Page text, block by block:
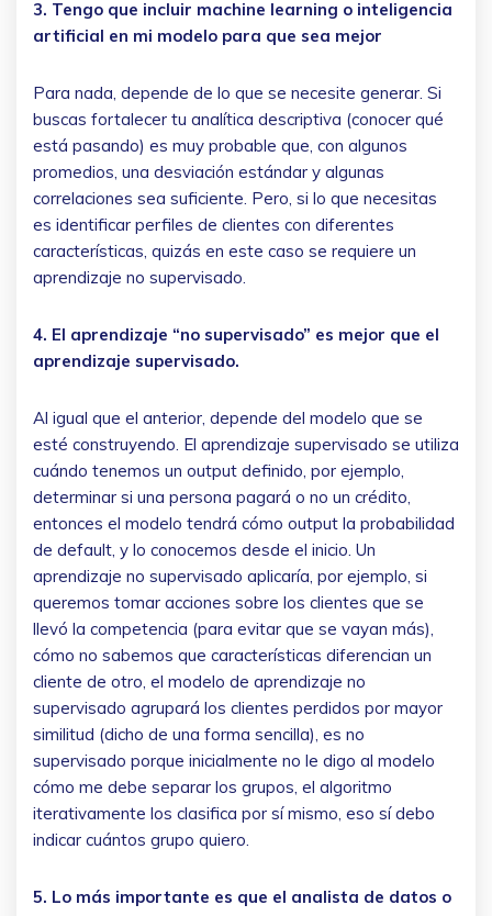
3. Tengo que incluir machine learning o inteligencia
artificial en mi modelo para que sea mejor
Para nada, depende de lo que se necesite generar. Si
buscas fortalecer tu analítica descriptiva (conocer qué
está pasando) es muy probable que, con algunos
promedios, una desviación estándar y algunas
correlaciones sea suficiente. Pero, si lo que necesitas
es identificar perfiles de clientes con diferentes
características, quizás en este caso se requiere un
aprendizaje no supervisado.
4. El aprendizaje “no supervisado” es mejor que el
aprendizaje supervisado.
Al igual que el anterior, depende del modelo que se
esté construyendo. El aprendizaje supervisado se utiliza
cuándo tenemos un output definido, por ejemplo,
determinar si una persona pagará o no un crédito,
entonces el modelo tendrá cómo output la probabilidad
de default, y lo conocemos desde el inicio. Un
aprendizaje no supervisado aplicaría, por ejemplo, si
queremos tomar acciones sobre los clientes que se
llevó la competencia (para evitar que se vayan más),
cómo no sabemos que características diferencian un
cliente de otro, el modelo de aprendizaje no
supervisado agrupará los clientes perdidos por mayor
similitud (dicho de una forma sencilla), es no
supervisado porque inicialmente no le digo al modelo
cómo me debe separar los grupos, el algoritmo
iterativamente los clasifica por sí mismo, eso sí debo
indicar cuántos grupo quiero.
5. Lo más importante es que el analista de datos o